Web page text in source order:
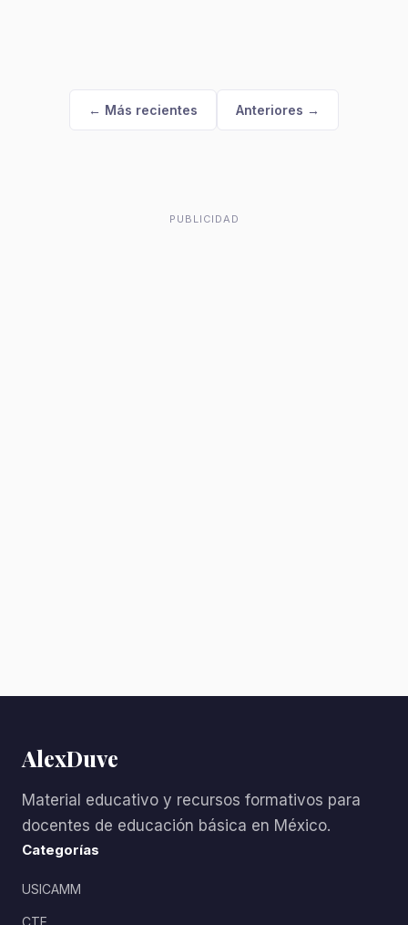
← Más recientes Anteriores →
PUBLICIDAD
AlexDuve
Material educativo y recursos formativos para
docentes de educación básica en México.
Categorías
USICAMM
CTE